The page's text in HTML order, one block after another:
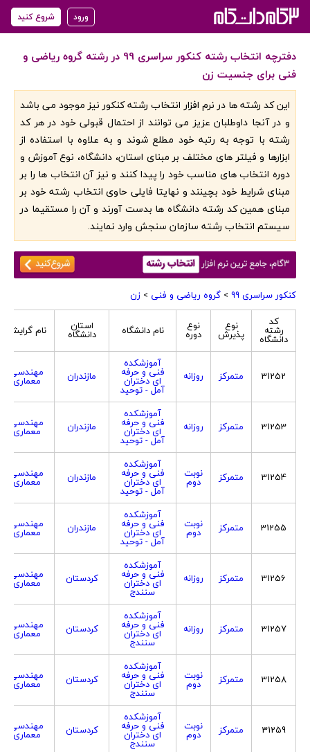
ورود شروع کنید
دفترچه انتخاب رشته کنکور سراسری 99 در رشته گروه ریاضی و
فنی برای جنسیت زن
این کد رشته ها در نرم افزار انتخاب رشته کنکور نیز موجود می باشد
و در آنجا داوطلبان عزیز می توانند از احتمال قبولی خود در هر کد
رشته با توجه به رتبه خود مطلع شوند و به علاوه با استفاده از
ابزارها و فیلتر های مختلف بر مبنای استان، دانشگاه، نوع آموزش و
دوره انتخاب های مناسب خود را پیدا کنند و نیز آن انتخاب ها را بر
مبنای شرایط خود بچینند و نهایتا فایلی حاوی انتخاب رشته خود بر
مبنای همین کد رشته دانشگاه ها بدست آورند و آن را مستقیما در
سیستم انتخاب رشته سازمان سنجش وارد نمایند.
کنکور سراسری 99 > گروه ریاضی و فنی > زن
کد
رشته
دانشگاه
نوع
پذیرش
نوع
دوره نام دانشگاه استان
دانشگاه نام گرایش
31252 متمرکز روزانه
آموزشکده
فنی و حرفه
ای دختران
آمل - توحید
مازندران مهندسی
معماری
31253 متمرکز روزانه
آموزشکده
فنی و حرفه
ای دختران
آمل - توحید
مازندران مهندسی
معماری
31254 متمرکز نوبت
دوم
آموزشکده
فنی و حرفه
ای دختران
آمل - توحید
مازندران مهندسی
معماری
31255 متمرکز نوبت
دوم
آموزشکده
فنی و حرفه
ای دختران
آمل - توحید
مازندران مهندسی
معماری
31256 متمرکز روزانه
آموزشکده
فنی و حرفه
ای دختران
سنندج
کردستان مهندسی
معماری
31257 متمرکز روزانه
آموزشکده
فنی و حرفه
ای دختران
سنندج
کردستان مهندسی
معماری
31258 متمرکز نوبت
دوم
آموزشکده
فنی و حرفه
ای دختران
سنندج
کردستان مهندسی
معماری
31259 متمرکز نوبت
دوم
آموزشکده
فنی و حرفه
ای دختران
سنندج
کردستان مهندسی
معماری